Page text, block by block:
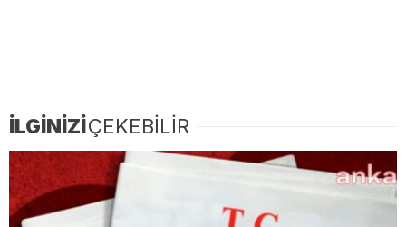
İLGİNİZİÇEKEBİLİR